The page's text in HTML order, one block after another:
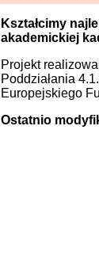
Kształcimy
akademickiej
Projekt
Poddziałania
Europejskiego
Ostatnio